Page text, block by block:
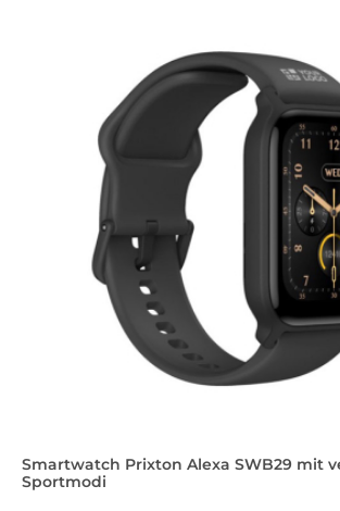
Smartwatch Prixton Alexa SWB29 mit
Sportmodi